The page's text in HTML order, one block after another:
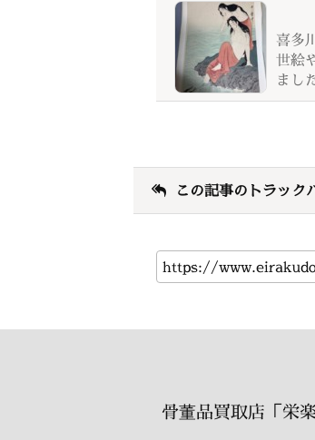
喜多
世絵
まし
この記事のトラッ
骨董品買取店「栄